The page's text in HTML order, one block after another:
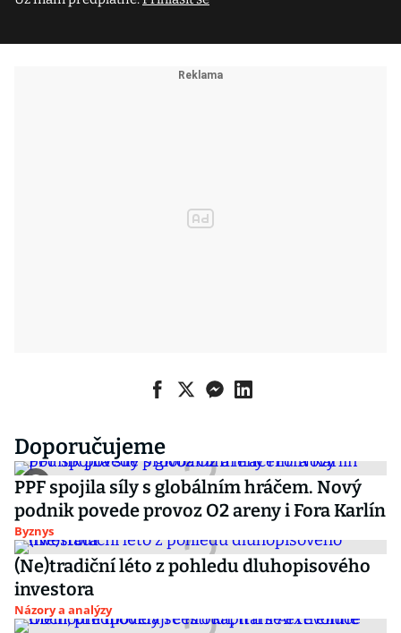
Doporučujeme
PPF spojila síly s globálním hráčem. Nový
podnik povede provoz O2 areny i Fora Karlín
Byznys
(Ne)tradiční léto z pohledu dluhopisového
investora
Názory a analýzy